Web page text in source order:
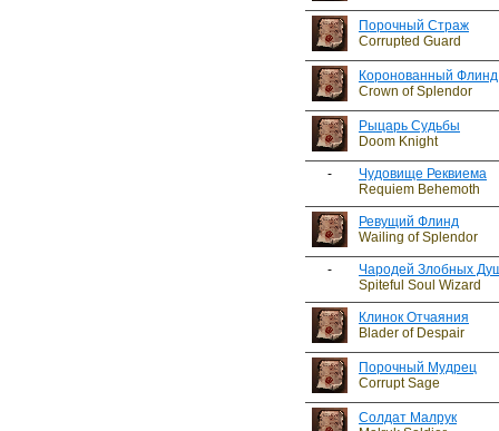
Порочный Страж
Corrupted Guard
Коронованный Флинд
Crown of Splendor
Рыцарь Судьбы
Doom Knight
-
Чудовище Реквиема
Requiem Behemoth
Ревущий Флинд
Wailing of Splendor
-
Чародей Злобных
Spiteful Soul Wizard
Клинок Отчаяния
Blader of Despair
Порочный Мудрец
Corrupt Sage
Солдат Малрук